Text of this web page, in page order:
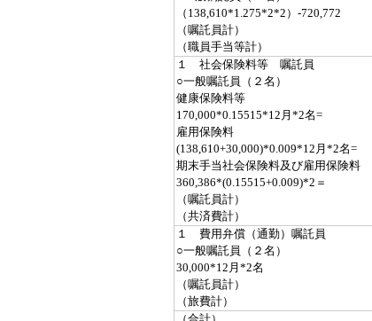
（138,610*1.275*2*2）-720,772
（嘱託員計）
（職員手当等計）
１ 社会保険料等 嘱託員
○一般嘱託員（２名）
健康保険料等
170,000*0.15515*12月*2名=
雇用保険料
(138,610+30,000)*0.009*12月*2名=
期末手当社会保険料及び雇用保険料
360,386*(0.15515+0.009)*2＝
（嘱託員計）
（共済費計）
１ 費用弁償（通勤）嘱託員
○一般嘱託員（２名）
30,000*12月*2名
（嘱託員計）
（旅費計）